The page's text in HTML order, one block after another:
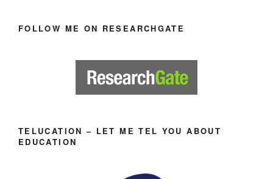
FOLLOW ME ON RESEARCHGATE
TELUCATION – LET ME TEL YOU ABOUT
EDUCATION